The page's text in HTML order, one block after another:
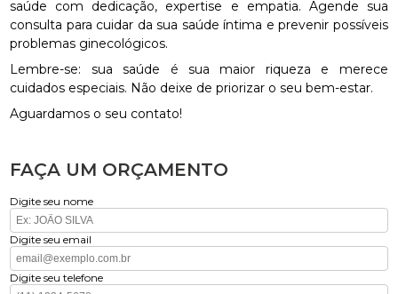
saúde com dedicação, expertise e empatia. Agende sua
consulta para cuidar da sua saúde íntima e prevenir possíveis
problemas ginecológicos.
Lembre-se: sua saúde é sua maior riqueza e merece
cuidados especiais. Não deixe de priorizar o seu bem-estar.
Aguardamos o seu contato!
FAÇA UM ORÇAMENTO
Digite seu nome
Digite seu email
Digite seu telefone